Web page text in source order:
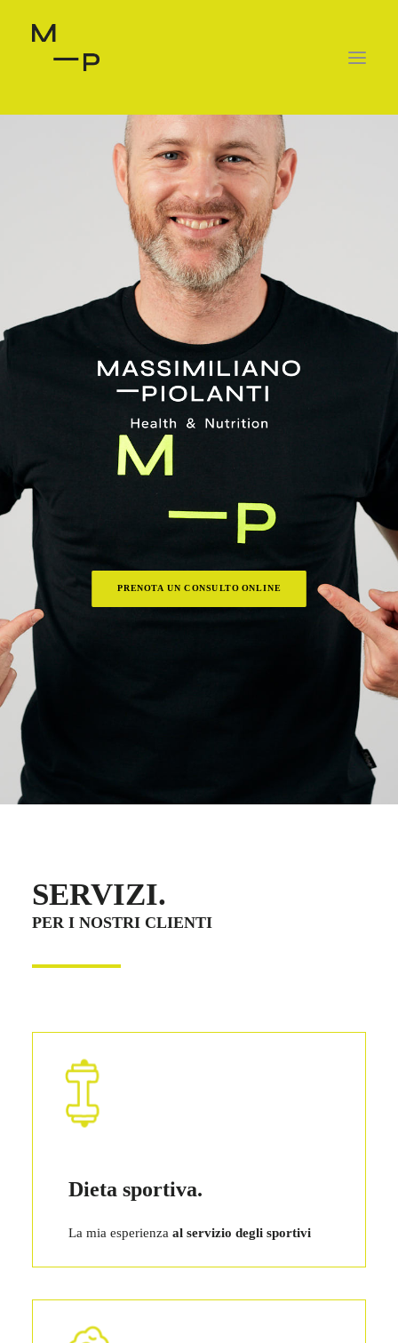
PRENOTA IN STUDIO
PRENOTA ONLINE
PRENOTA UN CONSULTO ONLINE
SERVIZI.
PER I NOSTRI CLIENTI
Dieta sportiva.
La mia esperienza al servizio degli sportivi